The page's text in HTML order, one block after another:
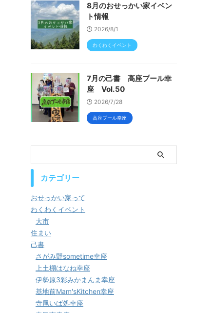
8月のおせっかい家イベン
ト情報
2026/8/1
わくわくイベント
7月の己書 高座プール幸
座 Vol.50
2026/7/28
高座プール幸座
カテゴリー
おせっかい家って
わくわくイベント
大市
住まい
己書
さがみ野sometime幸座
上土棚はなね幸座
伊勢原3彩みかまんま幸座
基地前Mam'sKitchen幸座
寺尾いば処幸座